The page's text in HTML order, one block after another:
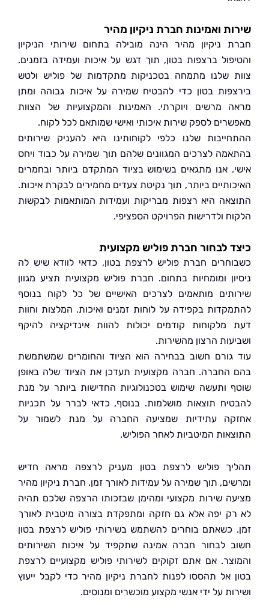
ואמינות חברת ניקיון מהיר
ניקיון מהיר הינה מובילה בתחום שירותי הניקיון
ברצפות בטון, תוך דגש על איכות ועמידה בזמנים.
שלנו מתמחה בטכניקות מתקדמות של פוליש ולטש
בטון כדי להבטיח שמירה על איכות גבוהה ומתן
מרשים ויוקרתי. האמינות והמקצועיות של הצוות
לספק שירות איכותי ואישי שמותאם לכל לקוח.
שלנו כלפי לקוחותינו היא להעניק שירותים
לצרכים המגוונים שלהם תוך שמירה על כבוד ויחס
אנו מתגאים בשימוש בציוד המתקדם ביותר ובחמרים
ביותר, תוך נקיטת צעדים מחמירים לבקרת איכות.
היא רצפות מבריקות ועמידות המותאמות לבקשות
ולדרישות הפרויקט הספציפי.
לבחור חברת פוליש מקצועית
חברת פוליש לרצפת בטון, כדאי לוודא שיש לה
ומומחיות בתחום. חברת פוליש מקצועית תציע מגוון
מותאמים לצרכים האישיים של כל לקוח בנוסף
בקפידה על לוחות זמנים ואיכות. המלצות וחוות
קודמים יכולות להוות אינדיקציה להיקף
הרצון מהשירות.
חשוב בבחירה הוא הציוד והחומרים שמשתמשת
חברה מקצועית תעדכן את הציוד שלה באופן
ותעשה שימוש בטכנולוגיות החדישות ביותר על מנת
תוצאות מושלמות. בנוסף, כדאי לברר על תכניות
עתידיות שמציעה החברה על מנת לשמור על
המיטביות לאחר הפוליש.
פוליש לרצפת בטון מעניק לרצפה מראה חדיש
תוך שמירה על עמידות לאורך זמן. חברת ניקיון מהיר
שירות מקצועי ומהימן שבזכותו הרצפה שלכם תהיה
יפה אלא גם חזקה ומתפקדת בצורה מיטבית לאורך
כשאתם בוחרים להשתמש בשירותי פוליש לרצפת בטון
לבחור חברה אמינה שתקפיד על איכות השירותים
אם אתם זקוקים לשירותי פוליש מקצועיים לרצפת
אל תהססו לפנות לחברת ניקיון מהיר כדי לקבל ייעוץ
על ידי אנשי מקצוע מוכשרים ומנוסים.